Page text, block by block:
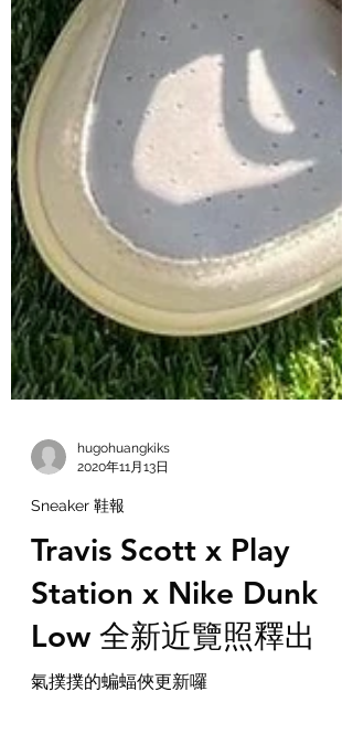
2020年11月13日
Sneaker 鞋報
Travis Scott x Play
Station x Nike Dunk
Low 全新近覽照釋出